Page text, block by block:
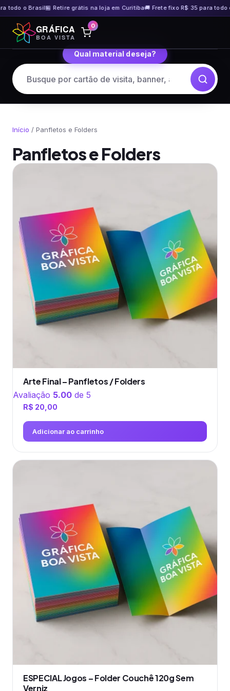
o Brasil🏪 Retire grátis na loja em Curitiba🚚 Frete fixo R$ 35 para todo o Brasil
Pular
para
o
GRÁFICA
BOA VISTA
0
Qual material deseja?
Início / Panfletos e Folders
Panfletos e Folders
Arte Final – Panfletos / Folders
Avaliação 5.00 de 5
R$ 20,00
Adicionar ao carrinho
ESPECIAL Jogos – Folder Couchê 120g Sem
Verniz